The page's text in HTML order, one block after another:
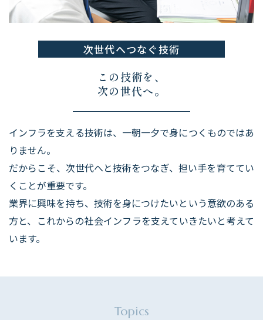
次世代へつなぐ技術
この技術を、
次の世代へ。
インフラを支える技術は、一朝一夕で身につくものではあ
りません。
だからこそ、次世代へと技術をつなぎ、担い手を育ててい
くことが重要です。
​​​​​​​業界に興味を持ち、技術を身につけたいという意欲のある
方と、これからの社会インフラを支えていきたいと考えて
います。
Topics